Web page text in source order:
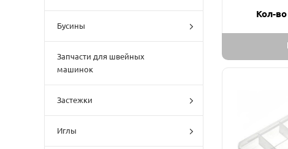
Бусины
Запчасти для швейных
машинок
Застежки
Иглы
Кол-во